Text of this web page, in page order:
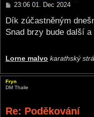
P
s
23:06 01. Dec 2024
Dík zúčastněným
Snad brzy bude další
Lorne malvo karathský
Fryn
DM Thalie
Re: Poděkování